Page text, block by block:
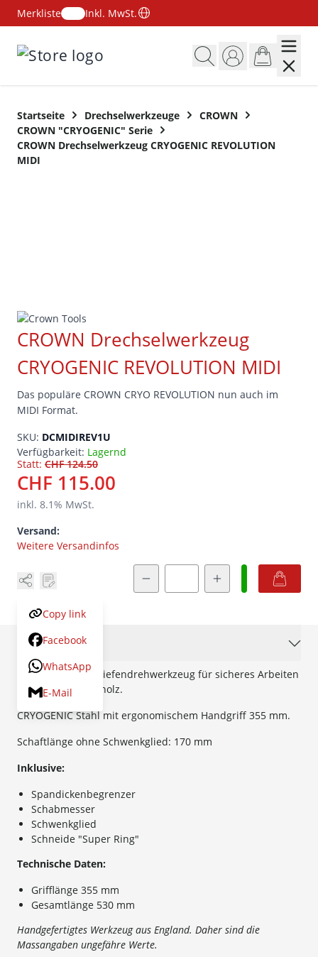
Merkliste
Inkl. MwSt.
Startseite Drechselwerkzeuge
CROWN
CROWN "CRYOGENIC" Serie
CROWN Drechselwerkzeug CRYOGENIC REVOLUTION
MIDI
CROWN Drechselwerkzeug
CRYOGENIC REVOLUTION MIDI
Das populäre CROWN CRYO REVOLUTION nun auch im
MIDI Format.
SKU: DCMIDIREV1U
Verfügbarkeit: Lagernd
Statt: CHF 124.50
CHF 115.00
inkl. 8.1% MwSt.
Versand:
Weitere Versandinfos
Copy link
Facebook
WhatsApp
E-Mail
Beschreibung
Spanbegrenztes Tiefendrehwerkzeug für sicheres Arbeiten
bei Quer- u. Stirnholz.
CRYOGENIC Stahl mit ergonomischem Handgriff 355 mm.
Schaftlänge ohne Schwenkglied: 170 mm
Inklusive:
Spandickenbegrenzer
Schabmesser
Schwenkglied
Schneide "Super Ring"
Technische Daten:
Grifflänge 355 mm
Gesamtlänge 530 mm
Handgefertigtes Werkzeug aus England. Daher sind die
Massangaben ungefähre Werte.